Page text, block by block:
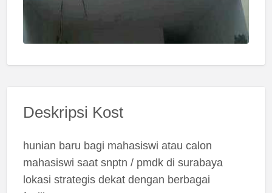
Deskripsi Kost
hunian baru bagi mahasiswi atau calon
mahasiswi saat snptn / pmdk di surabaya
lokasi strategis dekat dengan berbagai